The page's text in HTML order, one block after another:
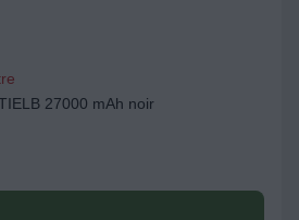
27000 mAh noir